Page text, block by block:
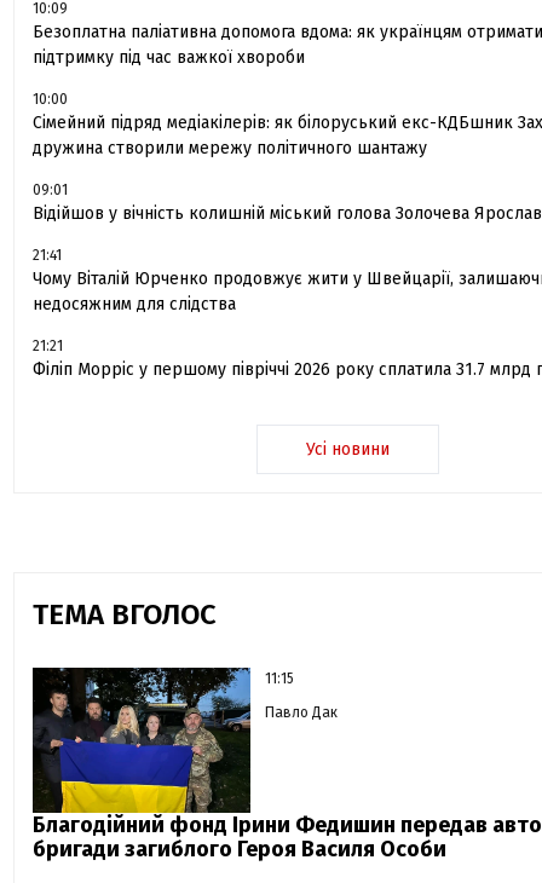
10:09
Безоплатна паліативна допомога вдома: як українцям
підтримку під час важкої хвороби
10:00
Сімейний підряд медіакілерів: як білоруський екс-КДБшник
дружина створили мережу політичного шантажу
09:01
Відійшов у вічність колишній міський голова Золочева
21:41
Чому Віталій Юрченко продовжує жити у Швейцарії,
недосяжним для слідства
21:21
Філіп Морріс у першому півріччі 2026 року сплатила 31.7 млрд
Усі новини
ТЕМА ВГОЛОС
11:15
Павло Дак
Благодійний фонд Ірини Федишин передав
бригади загиблого Героя Василя Особи